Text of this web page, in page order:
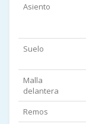
Asiento
Suelo
Malla
delantera
Remos